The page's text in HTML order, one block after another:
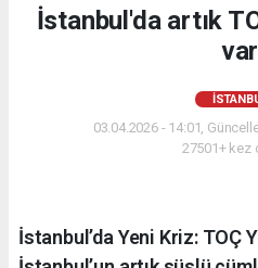
İstanbul'da artık
03.04.2026 - 14:01,
27501+ kez
İstanbul’da Yeni Kriz: TOÇ